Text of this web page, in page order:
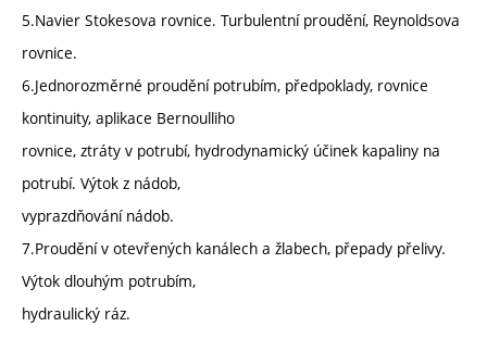
5.Navier Stokesova rovnice. Turbulentní proudění, Reynoldsova
rovnice.
6.Jednorozměrné proudění potrubím, předpoklady, rovnice
kontinuity, aplikace Bernoulliho
rovnice, ztráty v potrubí, hydrodynamický účinek kapaliny na
potrubí. Výtok z nádob,
vyprazdňování nádob.
7.Proudění v otevřených kanálech a žlabech, přepady přelivy.
Výtok dlouhým potrubím,
hydraulický ráz.